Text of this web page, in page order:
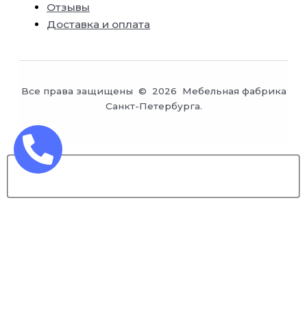
Отзывы
Доставка и оплата
Все права защищены © 2026 Мебельная фабрика
Санкт-Петербурга.